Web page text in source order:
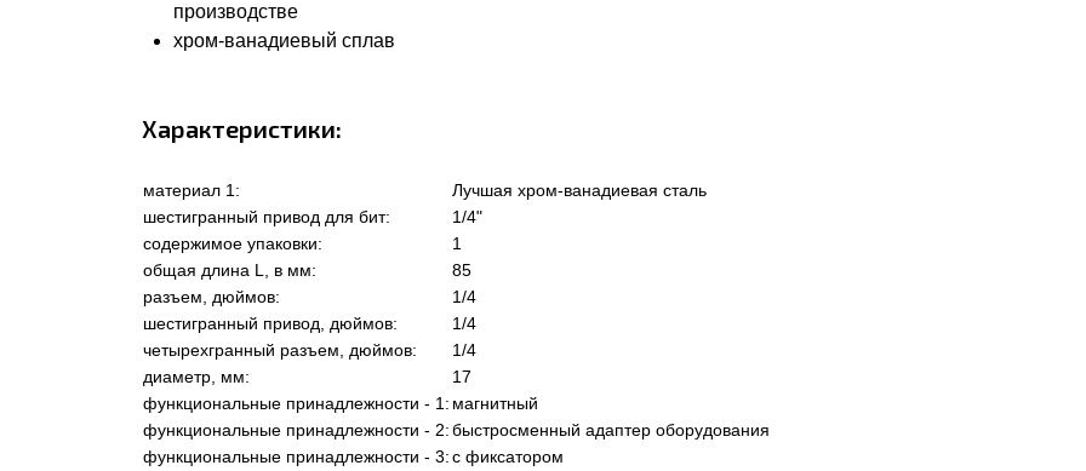
производстве
хром-ванадиевый сплав
Характеристики:
материал 1:
Лучшая хром-ванадиевая сталь
шестигранный привод для бит:
1/4"
содержимое упаковки:
1
общая длина L, в мм:
85
разъем, дюймов:
1/4
шестигранный привод, дюймов:
1/4
четырехгранный разъем, дюймов:
1/4
диаметр, мм:
17
функциональные принадлежности - 1: магнитный
функциональные принадлежности - 2:быстросменный адаптер оборудования
функциональные принадлежности - 3:с фиксатором